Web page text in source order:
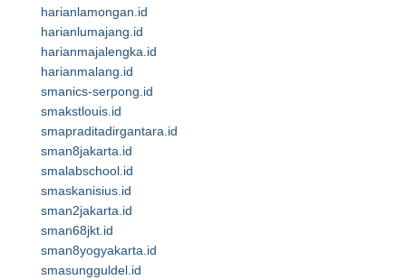
harianlamongan.id
harianlumajang.id
harianmajalengka.id
harianmalang.id
smanics-serpong.id
smakstlouis.id
smapraditadirgantara.id
sman8jakarta.id
smalabschool.id
smaskanisius.id
sman2jakarta.id
sman68jkt.id
sman8yogyakarta.id
smasungguldel.id